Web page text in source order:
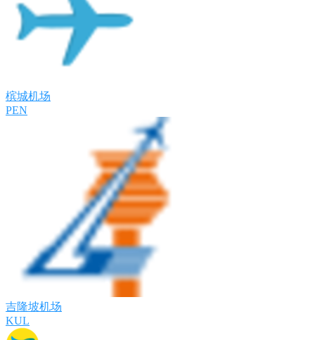
槟城机场
PEN
吉隆坡机场
KUL